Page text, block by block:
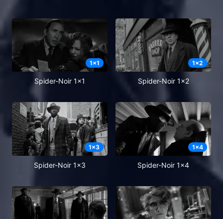
1x1
Spider-Noir 1x1
1x2
Spider-Noir 1x2
1x3
Spider-Noir 1x3
1x4
Spider-Noir 1x4